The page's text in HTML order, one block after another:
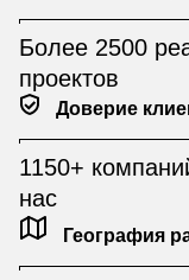
Более 2500
проектов
Доверие
1150+
нас
География